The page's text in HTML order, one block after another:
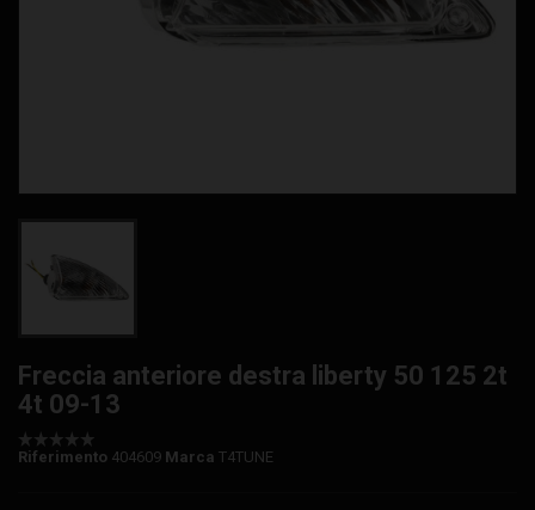
Freccia anteriore destra liberty 50 125 2t
4t 09-13
Riferimento 404609 Marca T4TUNE